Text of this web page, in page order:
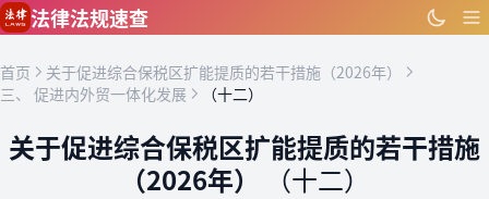
跳到主要内容
法律法规速查
首页
关于促进综合保税区扩能提质的若干措施（2026年）
三、 促进内外贸一体化发展
（十二）
关于促进综合保税区扩能提质的若干措施
（2026年）
（十二）